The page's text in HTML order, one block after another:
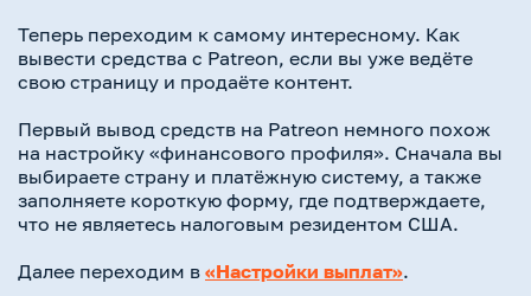
Теперь переходим к самому интересному. Как
вывести средства с Patreon, если вы уже ведёте
свою страницу и продаёте контент.
Первый вывод средств на Patreon немного похож
на настройку «финансового профиля». Сначала вы
выбираете страну и платёжную систему, а также
заполняете короткую форму, где подтверждаете,
что не являетесь налоговым резидентом США.
Далее переходим в «Настройки выплат».